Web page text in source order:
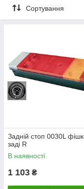
Сортування
Задній стоп 0030L
заді R
В наявності
1 103 ₴